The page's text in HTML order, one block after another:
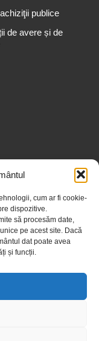
cum ar fi cookie-
dispozitive.
să procesăm date,
pe acest site. Dacă
dat poate avea
și funcții.
publice
de avere și de